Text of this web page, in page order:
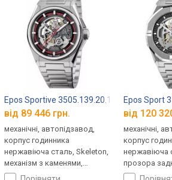
Epos Sportive 3505.139.20.11.30
від 89 446 грн.
механічні, автопідзавод,
корпус годинника
нержавіюча сталь, Skeleton,
механізм з каменями,
прозора задня кришка,
Epos Sport
від 120
механічні,
корпус
нержавіюча
прозора
ремінець: